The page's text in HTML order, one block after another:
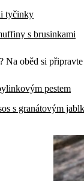
tyčinky
s brusinkami
Na oběd si
pestem
s granátovým